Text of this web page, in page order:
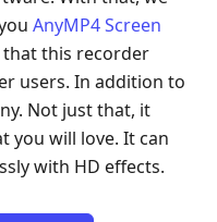
AnyMP4 Screen
that this recorder
users. In addition to
Not just that, it
you will love. It can
with HD effects.